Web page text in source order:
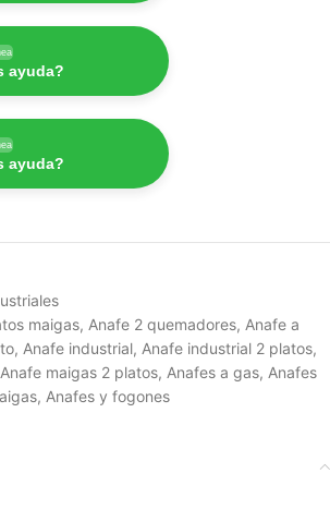
ayuda?
ayuda?
maigas, Anafe 2 quemadores, Anafe a
, Anafe industrial, Anafe industrial 2 platos,
Anafe maigas 2 platos, Anafes a gas, Anafes
, Anafes y fogones